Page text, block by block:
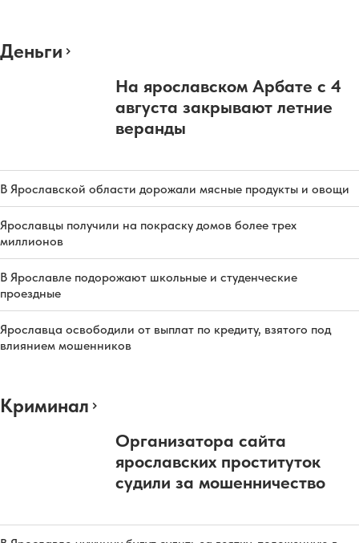
Деньги
На ярославском Арбате с 4
августа закрывают летние
веранды
В Ярославской области дорожали мясные продукты и овощи
Ярославцы получили на покраску домов более трех
миллионов
В Ярославле подорожают школьные и студенческие
проездные
Ярославца освободили от выплат по кредиту, взятого под
влиянием мошенников
Криминал
Организатора сайта
ярославских проституток
судили за мошенничество